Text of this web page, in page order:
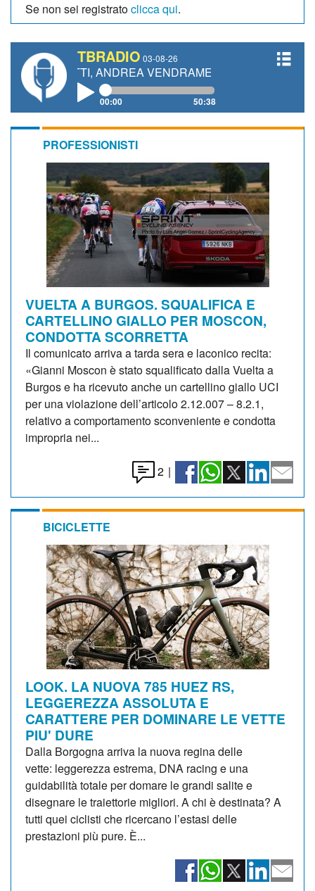
Se non sei registratoclicca qui.
TBRADIO 03-08-26
ANDREA VENDRAME, FILIPPO FIORELLI
00:00 50:38
PROFESSIONISTI
VUELTA A BURGOS. SQUALIFICA E
CARTELLINO GIALLO PER MOSCON,
CONDOTTA SCORRETTA
Il comunicato arriva a tarda sera e laconico recita:
«Gianni Moscon è stato squalificato dalla Vuelta a
Burgos e ha ricevuto anche un cartellino giallo UCI
per una violazione dell’articolo 2.12.007 – 8.2.1,
relativo a comportamento sconveniente e condotta
impropria nei...
2 |
BICICLETTE
LOOK. LA NUOVA 785 HUEZ RS,
LEGGEREZZA ASSOLUTA E
CARATTERE PER DOMINARE LE VETTE
PIU' DURE
Dalla Borgogna arriva la nuova regina delle
vette: leggerezza estrema, DNA racing e una
guidabilità totale per domare le grandi salite e
disegnare le traiettorie migliori. A chi è destinata? A
tutti quei ciclisti che ricercano l’estasi delle
prestazioni più pure. È...